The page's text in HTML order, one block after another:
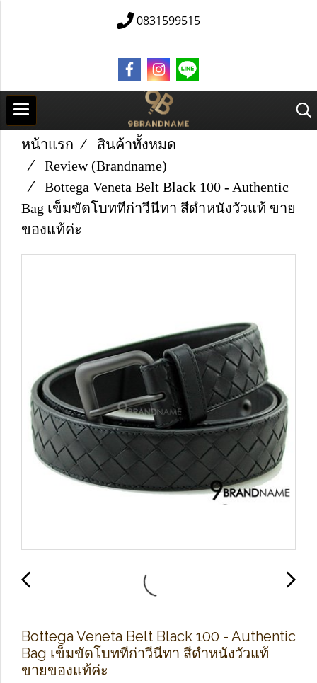
0831599515
หน้าแรก
สินค้าทั้งหมด
Review (Brandname)
Bottega Veneta Belt Black 100 - Authentic
Bag เข็มขัดโบททีก่าวีนีทา สีดำหนังวัวแท้ ขาย
ของแท้ค่ะ
Bottega Veneta Belt Black 100 - Authentic
Bag เข็มขัดโบททีก่าวีนีทา สีดำหนังวัวแท้
ขายของแท้ค่ะ